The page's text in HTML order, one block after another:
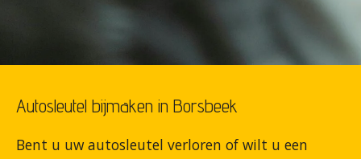
Autosleutel bijmaken in Borsbeek
Bent u uw autosleutel verloren of wilt u een